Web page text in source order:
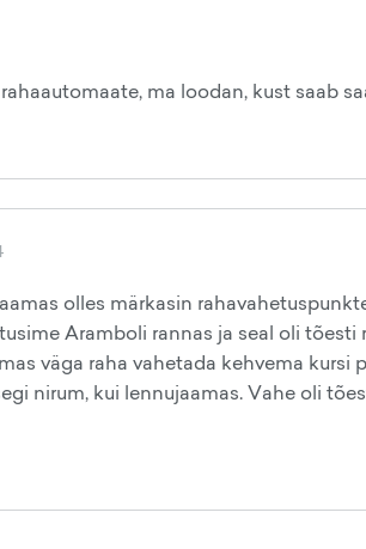
ma loodan, kust saab
olles märkasin
Aramboli rannas ja seal oli
väga raha vahetada kehvema kursi
nirum, kui lennujaamas. Vahe oli